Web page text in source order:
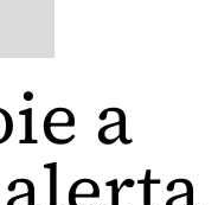
a